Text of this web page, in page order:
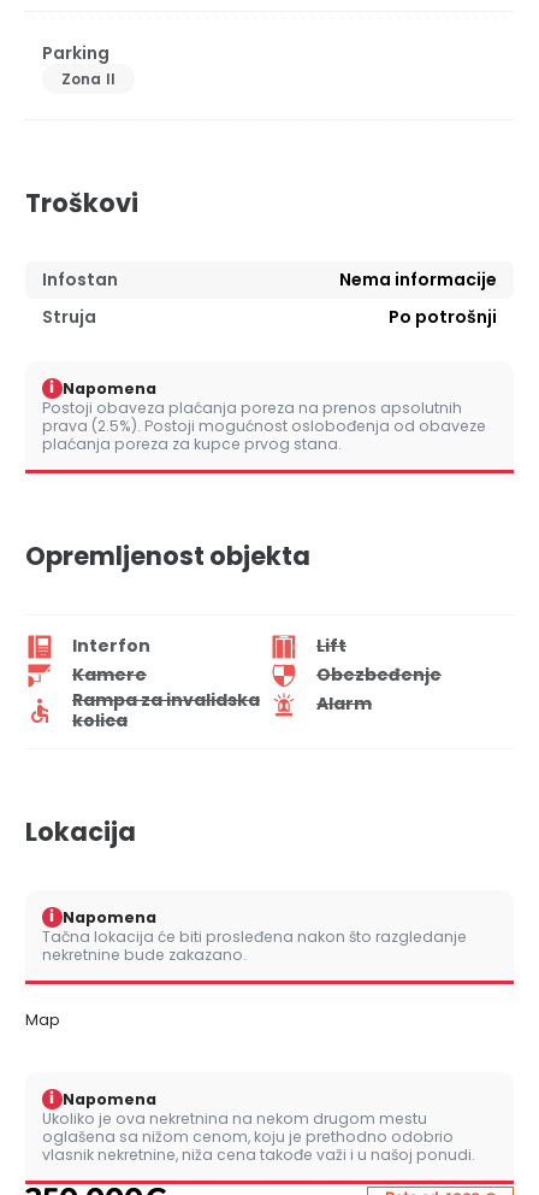
Parking
Zona II
Troškovi
Infostan
Nema informacije
Struja
Po potrošnji
i Napomena
Postoji obaveza plaćanja poreza na prenos apsolutnih
prava (2.5%). Postoji mogućnost oslobođenja od obaveze
plaćanja poreza za kupce prvog stana.
Opremljenost objekta
Interfon
Lift
Kamere
Obezbeđenje
Rampa za invalidska
kolica
Alarm
Lokacija
i Napomena
Tačna lokacija će biti prosleđena nakon što razgledanje
nekretnine bude zakazano.
Map
i Napomena
Ukoliko je ova nekretnina na nekom drugom mestu
oglašena sa nižom cenom, koju je prethodno odobrio
vlasnik nekretnine, niža cena takođe važi i u našoj ponudi.